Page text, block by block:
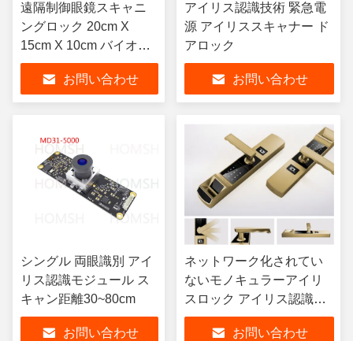
遠隔制御眼鏡スキャニ
ングロック 20cm X
15cm X 10cm バイオメ
トリックセキュリティ
ドアロックお問い合わせ
アイリス認識技術 緊急電
源 アイリススキャナー ド
アロック
お問い合わせ
シングル 両眼識別 アイ
リス認識モジュール ス
キャン距離30~80cm
お問い合わせ
ネットワーク化されてい
ないモノキュラーアイリ
スロック アイリス認識技
術
お問い合わせ